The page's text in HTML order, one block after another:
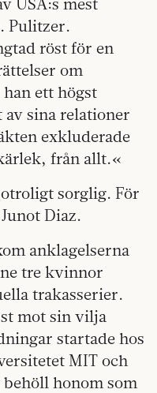
Pulitzer.
röst för en
om
ett högst
sina relationer
exkluderade
från allt.«
sorglig. För
Diaz.
anklagelserna
tre kvinnor
trakasserier.
mot sin vilja
startade hos
MIT och
honom som